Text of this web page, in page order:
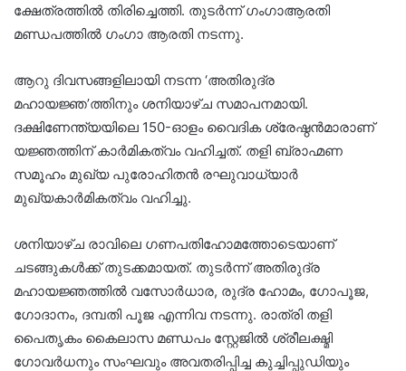
ക്ഷേത്രത്തിൽ തിരിച്ചെത്തി. തുടർന്ന് ഗംഗാആരതി
മണ്ഡപത്തിൽ ഗംഗാ ആരതി നടന്നു.
ആറു ദിവസങ്ങളിലായി നടന്ന ‘അതിരുദ്ര
മഹായജ്ഞ’ത്തിനും ശനിയാഴ്ച സമാപനമായി.
ദക്ഷിണേന്ത്യയിലെ 150-ഓളം വൈദിക ശ്രേഷ്ഠൻമാരാണ്
യജ്ഞത്തിന് കാർമികത്വം വഹിച്ചത്. തളി ബ്രാഹ്മണ
സമൂഹം മുഖ്യ പുരോഹിതൻ രഘുവാധ്യാർ
മുഖ്യകാർമികത്വം വഹിച്ചു.
ശനിയാഴ്ച രാവിലെ ഗണപതിഹോമത്തോടെയാണ്
ചടങ്ങുകൾക്ക് തുടക്കമായത്. തുടർന്ന് അതിരുദ്ര
മഹായജ്ഞത്തിൽ വസോർധാര, രുദ്ര ഹോമം, ഗോപൂജ,
ഗോദാനം, ദമ്പതി പൂജ എന്നിവ നടന്നു. രാത്രി തളി
പൈതൃകം കൈലാസ മണ്ഡപം സ്റ്റേജിൽ ശ്രീലക്ഷ്മി
ഗോവർധനും സംഘവും അവതരിപ്പിച്ച കുച്ചിപ്പുഡിയും